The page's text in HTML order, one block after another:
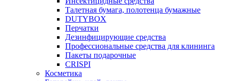
Талетная бумага, полотенца бумажные
DUTYBOX
Перчатки
Дезинфицирующие средства
Профессиональные средства для клининга
Пакеты подарочные
CRISPI
Косметика